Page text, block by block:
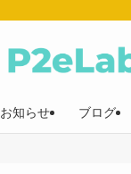
お知らせ ブログ